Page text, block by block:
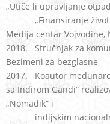
„Utiče li upravljanje
„Finansiranje životne
Medija centar Vojvodine,
2018. Stručnjak za
Bezimeni za bezglasne
2017. Koautor
sa Indirom Gandi“
„Nomadik“ i
indijskim